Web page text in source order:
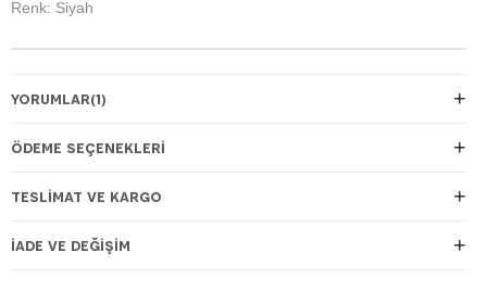
Renk: Siyah
YORUMLAR(1)
ÖDEME SEÇENEKLERI
TESLIMAT VE KARGO
İADE VE DEĞIŞIM